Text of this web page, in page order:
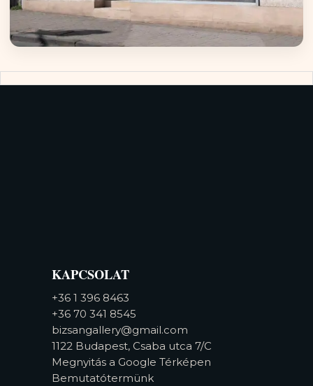
KAPCSOLAT
+36 1 396 8463
+36 70 341 8545
bizsangallery@gmail.com
1122 Budapest, Csaba utca 7/C
Megnyitás a Google Térképen
Bemutatótermünk